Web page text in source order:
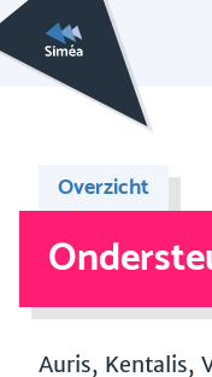
Overzicht
Auris, Kentalis,